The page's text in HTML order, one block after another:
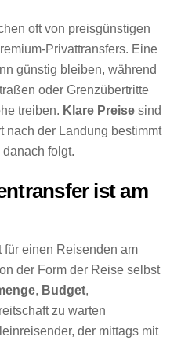
oft von preisgünstigen
Privattransfers. Eine
günstig bleiben, während
oder Grenzübertritte
treiben. Klare Preise sind
nach der Landung bestimmt
folgt.
ist am
für einen Reisenden am
der Form der Reise selbst
, Budget,
zu warten
der mittags mit